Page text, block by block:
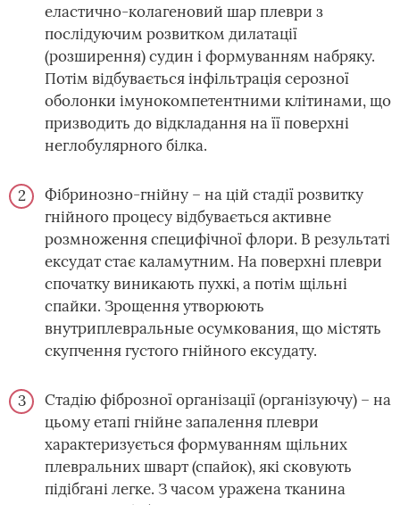
еластично-колагеновий шар плеври з
послідуючим розвитком дилатації
(розширення) судин і формуванням набряку.
Потім відбувається інфільтрація серозної
оболонки імунокомпетентними клітинами, що
призводить до відкладання на її поверхні
неглобулярного білка.
Фібринозно-гнійну – на цій стадії розвитку
гнійного процесу відбувається активне
розмноження специфічної флори. В результаті
ексудат стає каламутним. На поверхні плеври
спочатку виникають пухкі, а потім щільні
спайки. Зрощення утворюють
внутриплевральные осумкования, що містять
скупчення густого гнійного ексудату.
Стадію фіброзної організації (організуючу) – на
цьому етапі гнійне запалення плеври
характеризується формуванням щільних
плевральних шварт (спайок), які сковують
підібгані легке. З часом уражена тканина